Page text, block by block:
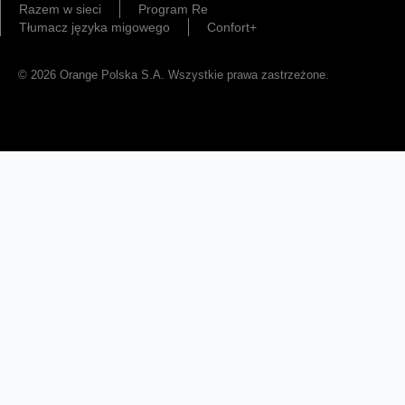
Razem w sieci
Program Re
Tłumacz języka migowego
Confort+
© 2026 Orange Polska S.A. Wszystkie prawa zastrzeżone.